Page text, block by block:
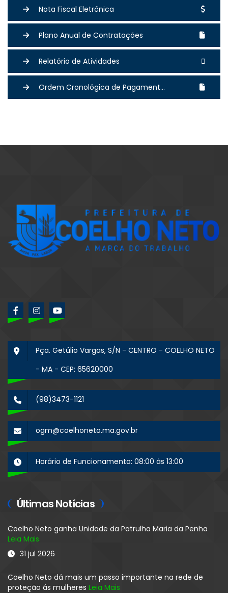
Nota Fiscal Eletrônica
Plano Anual de Contratações
Relatório de Atividades
Ordem Cronológica de Pagament...
Pça. Getúlio Vargas, S/N - CENTRO - COELHO NETO
- MA - CEP: 65620000
(98)3473-1121
ogm@coelhoneto.ma.gov.br
Horário de Funcionamento: 08:00 às 13:00
Últimas Notícias
Coelho Neto ganha Unidade da Patrulha Maria da Penha
Leia Mais
31 jul 2026
Coelho Neto dá mais um passo importante na rede de
proteção ás mulheres Leia Mais